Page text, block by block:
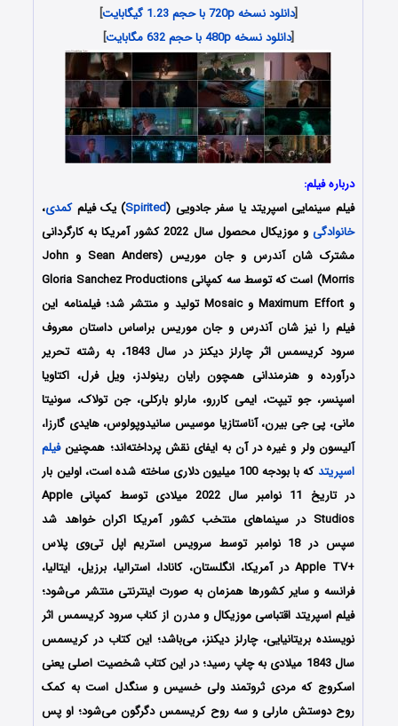
[دانلود نسخه 720p با حجم 1.23 گیگابایت
]
[دانلود نسخه 480p با حجم 632 مگابایت ]
درباره فیلم:
فیلم سینمایی اسپریتد یا سفر جادویی (
Spirited) یک فیلمکمدی،
خانوادگی
و موزیکال محصول سال 2022 کشور آمریکا به کارگردانی
مشترک شان آندرس و جان موریس (Sean Anders و John
Morris) است که توسط سه کمپانی‌ Gloria Sanchez Productions
و Maximum Effort و Mosaic تولید و منتشر شد؛ فیلمنامه این
فیلم را نیز شان آندرس و جان موریس براساس داستان معروف
سرود کریسمس اثر چارلز دیکنز در سال 1843، به رشته تحریر
درآورده و هنرمندانی همچون رایان رینولدز، ویل فرل، اکتاویا
اسپنسر، جو تیپت، ایمی کاررو، مارلو بارکلی، جن تولاک، سونیتا
مانی، پی جی بیرن، آناستازیا موسیس سانیدوپولوس، هایدی گارزا،
آلیسون ولر و غیره در آن به ایفای نقش پرداخته‌اند؛ همچنینفیلم
اسپریتد
که با بودجه 100 میلیون دلاری ساخته شده است، اولین بار
در تاریخ 11 نوامبر سال 2022 میلادی توسط کمپانی Apple
Studios در سینماهای منتخب کشور آمریکا اکران خواهد شد
سپس در 18 نوامبر توسط سرویس استریم اپل تی‌وی پلاس
+Apple TV در آمریکا، انگلستان، کانادا، استرالیا، برزیل، ایتالیا،
فرانسه و سایر کشورها همزمان به صورت اینترنتی منتشر می‌شود؛
فیلم اسپریتد اقتباسی موزیکال و مدرن از کناب سرود کریسمس اثر
نویسنده بریتانیایی، چارلز دیکنز، می‌باشد؛ این کتاب در کریسمس
سال 1843 میلادی به چاپ رسید؛ در این کتاب شخصیت اصلی یعنی
اسکروج که مردی ثروتمند ولی خسیس و سنگدل است به کمک
روح دوستش مارلی و سه روح کریسمس دگرگون می‌شود؛ او پس